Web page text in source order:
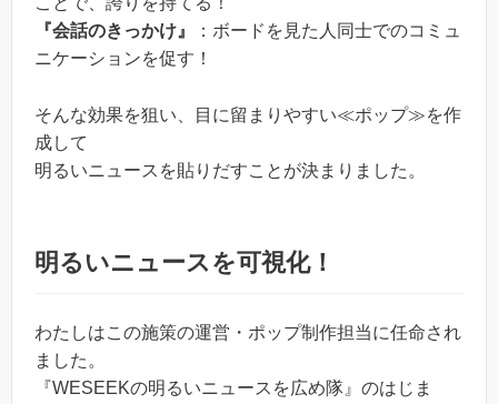
『会話のきっかけ』
：ボードを見た人同士でのコミュ
ニケーションを促す！
そんな効果を狙い、目に留まりやすい≪ポップ≫を作
成して
明るいニュースを貼りだすことが決まりました。
明るいニュースを可視化！
わたしはこの施策の運営・ポップ制作担当に任命され
ました。
『WESEEKの明るいニュースを広め隊』のはじま